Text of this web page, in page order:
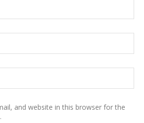
and website in this browser for the